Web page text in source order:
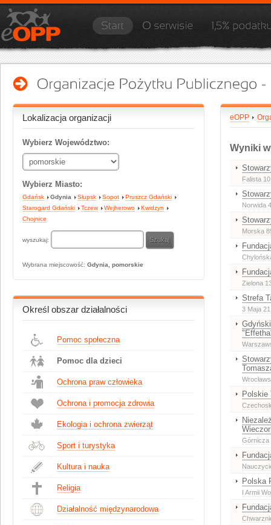
Lokalizacja organizacji
Wybierz Województwo:
Wybierz Miasto:
Gdańsk Gdynia Słupsk Sopot
Pruszcz Gdański
Starogard Gdański
Tczew Wejherowo
Kwidzyn
Chojnice
wyszukaj:
Wybrana miejscowość: Gdynia, pomorskie
Określ obszar działalności
Pomoc społeczna
Pomoc dla dzieci
Ochrona praw człowieka
Ochrona i promocja zdrowia
Ekologia i ochrona zwierząt
Sport i turystyka
Kultura i nauka
Religia
Działalność międzynarodowa
eOPP
Wyniki
Falista 10
Norwida
Morska
Zielona
Strefa
3 Maja
Polskie
Górnicza
Polska
I Armii